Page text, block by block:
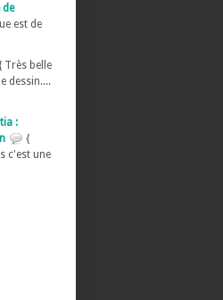
de
est de
Très belle
dessin....
:
{
c'est une